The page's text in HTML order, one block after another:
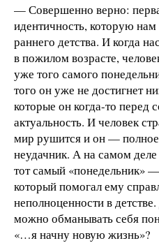
— Совершенно верно:
идентичность, которую
раннего детства. И когда
в пожилом возрасте,
уже того самого
того он уже не достигнет
которые он когда-то перед
актуальность. И человек
мир рушится и он — полное
неудачник. А на самом деле
тот самый «понедельник»
который помогал ему
неполноценности в
можно обманывать себя
«…я начну новую жизнь»?